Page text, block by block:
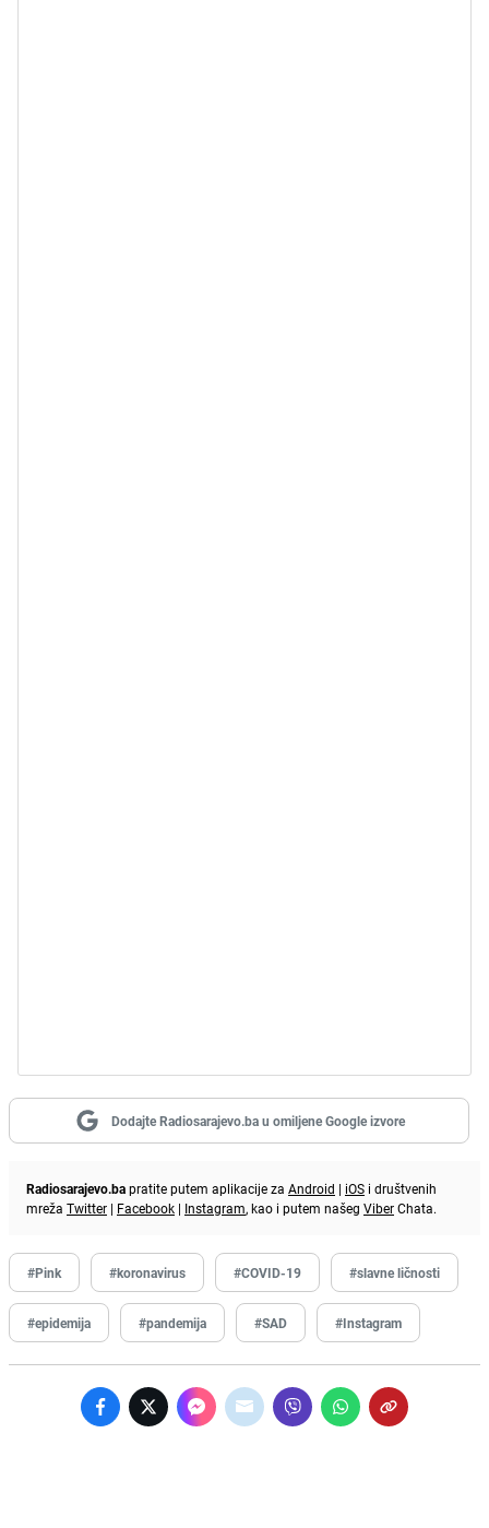
Dodajte Radiosarajevo.ba u omiljene Google izvore
Radiosarajevo.bapratite putem aplikacije za Android | iOS i društvenih
mreža Twitter | Facebook | Instagram, kao i putem našeg ViberChata.
#Pink #koronavirus #COVID-19 #slavne ličnosti
#epidemija #pandemija #SAD #Instagram